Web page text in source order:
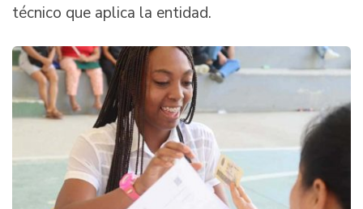
técnico que aplica la entidad.